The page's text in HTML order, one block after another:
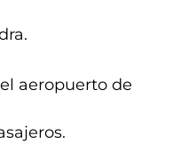
aeropuerto de